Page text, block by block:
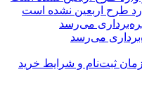
می‌رسد
ثبت‌نام و شرایط خرید